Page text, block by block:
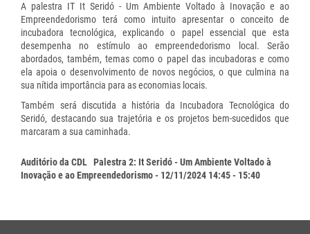
A palestra IT It Seridó - Um Ambiente Voltado à Inovação e ao
Empreendedorismo terá como intuito apresentar o conceito de
incubadora tecnológica, explicando o papel essencial que esta
desempenha no estímulo ao empreendedorismo local. Serão
abordados, também, temas como o papel das incubadoras e como
ela apoia o desenvolvimento de novos negócios, o que culmina na
sua nítida importância para as economias locais.
Também será discutida a história da Incubadora Tecnológica do
Seridó, destacando sua trajetória e os projetos bem-sucedidos que
marcaram a sua caminhada.
Auditório da CDL Palestra 2: It Seridó - Um Ambiente Voltado à
Inovação e ao Empreendedorismo - 12/11/2024 14:45 - 15:40